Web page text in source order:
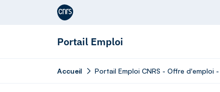
Aller au contenu
Portail Emploi
Accueil Portail Emploi CNRS - Offre